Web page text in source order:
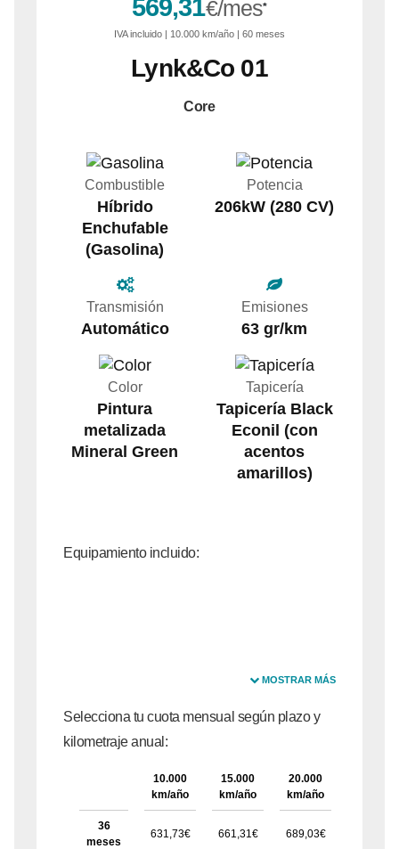
569,31€/mes*
IVA incluido | 10.000 km/año | 60 meses
Lynk&Co 01
Core
Combustible
Híbrido
Enchufable
(Gasolina)
Potencia
206kW (280 CV)
Transmisión
Automático
Emisiones
63 gr/km
Color
Pintura
metalizada
Mineral Green
Tapicería
Tapicería Black
Econil (con
acentos
amarillos)
Equipamiento incluido:
MOSTRAR MÁS
Selecciona tu cuota mensual según plazo y
kilometraje anual:
10.000
km/año
15.000
km/año
20.000
km/año
36
meses
631,73€ 661,31€ 689,03€